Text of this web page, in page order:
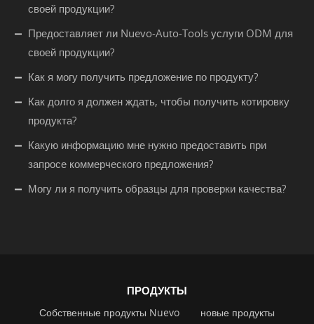
своей продукции?
Предоставляет ли Nuevo-Auto-Tools услуги ODM для
своей продукции?
Как я могу получить предложение по продукту?
Как долго я должен ждать, чтобы получить котировку
продукта?
Какую информацию мне нужно предоставить при
запросе коммерческого предложения?
Могу ли я получить образцы для проверки качества?
ПРОДУКТЫ
Собственные продукты Nuevo
новые продукты